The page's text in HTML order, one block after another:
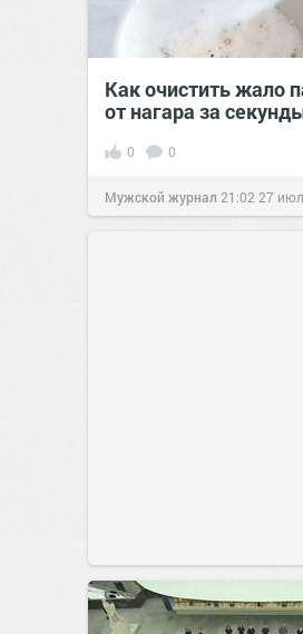
Как очистить жало
от нагара за
0 0
Мужской журнал 21:02 27